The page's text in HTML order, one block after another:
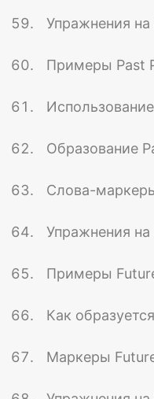
Упражнения
Примеры Past
Образование
Слова-
Упражнения
Примеры
Как
Маркеры